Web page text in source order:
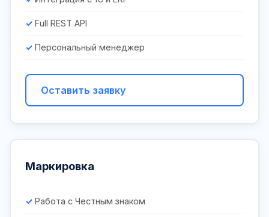
Full REST API
Персональный менеджер
Оставить заявку
Маркировка
Работа с Честным знаком